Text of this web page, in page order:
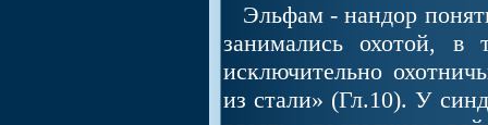
Эльфам - нандор
занимались охотой,
исключительно
из стали» (Гл.10). У